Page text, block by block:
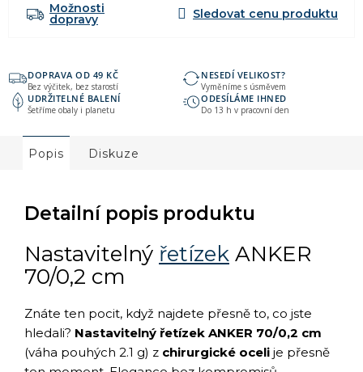
Možnosti
dopravy
DOPRAVA OD 49 KČ
Bez výčitek, bez starostí
NESEDÍ VELIKOST?
Vyměníme s úsměvem
UDRŽITELNÉ BALENÍ
Šetříme obaly i planetu
ODESÍLÁME IHNED
Do 13 h v pracovní den
Popis Diskuze
Detailní popis produktu
Nastavitelný řetízek ANKER
70/0,2 cm
Znáte ten pocit, když najdete přesně to, co jste
hledali? Nastavitelný řetízek ANKER 70/0,2 cm
(váha pouhých 2.1 g) z chirurgické oceli je přesně